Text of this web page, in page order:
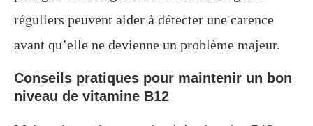
réguliers peuvent aider à détecter une carence
avant qu’elle ne devienne un problème majeur.
Conseils pratiques pour maintenir un bon
niveau de vitamine B12